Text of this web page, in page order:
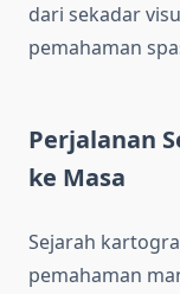
dari sekadar
pemahaman
Perjalanan
ke Masa
Sejarah
pemahaman